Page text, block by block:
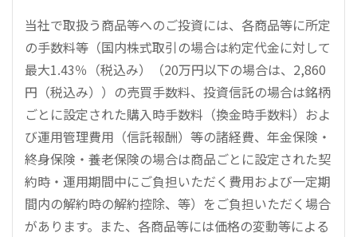
当社で取扱う商品等へのご投資には、各商品等に所定
の手数料等（国内株式取引の場合は約定代金に対して
最大1.43％（税込み）（20万円以下の場合は、2,860
円（税込み））の売買手数料、投資信託の場合は銘柄
ごとに設定された購入時手数料（換金時手数料）およ
び運用管理費用（信託報酬）等の諸経費、年金保険・
終身保険・養老保険の場合は商品ごとに設定された契
約時・運用期間中にご負担いただく費用および一定期
間内の解約時の解約控除、等）をご負担いただく場合
があります。また、各商品等には価格の変動等による